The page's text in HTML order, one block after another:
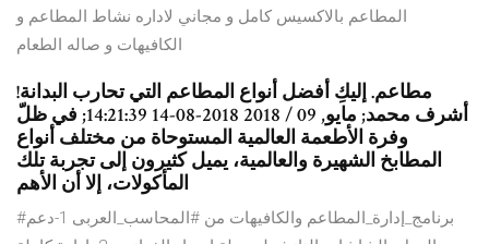
المطاعم بالاكسيس كامل و مجاني لاداره نشاط المطاعم و
الكافيهات و صاله الطعام
مطاعم. إليكِ أفضل أنواع المطاعم التي تحارب البدانة!
أشرف محمد; مايو, 09 / 2018 2018-08-14 14:21:39; في ظلّ
وفرة الأطعمة العالمية المستوحاة من مختلف أنواع
المطابخ الشهيرة والعالمية، يميل كثيرون إلى تجربة تلك
المأكولات، إلا أن الأهم
#برنامج_إدارة_المطاعم والكافيهات من #المحاسب_العربى 1-دعم